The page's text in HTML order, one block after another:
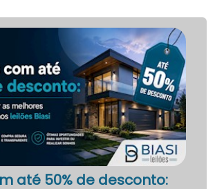
até 50% de desconto: